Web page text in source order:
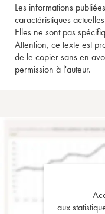
Les informations
caractéristiques
Elles ne sont pas
Attention, ce texte est
de le copier sans en
permission à l'auteur.
aux